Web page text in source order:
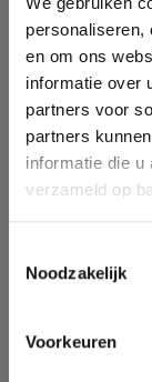
personaliseren,
en om ons
informatie over
partners voor
partners
informatie die u
verzameld op
Noodzakelijk
Voorkeuren
vakantie.
nieuwsbrief.
Onze